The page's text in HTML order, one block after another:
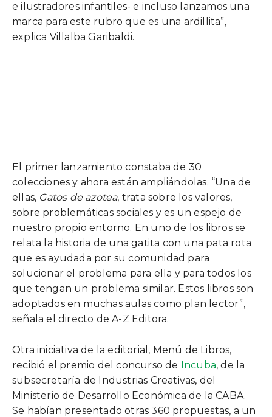
e ilustradores infantiles- e incluso lanzamos una
marca para este rubro que es una ardillita”,
explica Villalba Garibaldi.
El primer lanzamiento constaba de 30
colecciones y ahora están ampliándolas. “Una de
ellas, Gatos de azotea, trata sobre los valores,
sobre problemáticas sociales y es un espejo de
nuestro propio entorno. En uno de los libros se
relata la historia de una gatita con una pata rota
que es ayudada por su comunidad para
solucionar el problema para ella y para todos los
que tengan un problema similar. Estos libros son
adoptados en muchas aulas como plan lector”,
señala el directo de A-Z Editora.
Otra iniciativa de la editorial, Menú de Libros,
recibió el premio del concurso de Incuba, de la
subsecretaría de Industrias Creativas, del
Ministerio de Desarrollo Económica de la CABA.
Se habían presentado otras 360 propuestas, a un